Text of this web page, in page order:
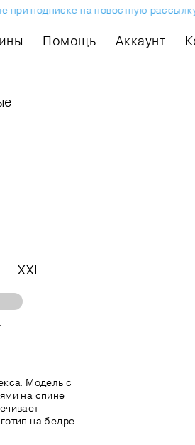
подписке на новостную рассылку.
Помощь Аккаунт
XXL
Модель с
на спине
на бедре.